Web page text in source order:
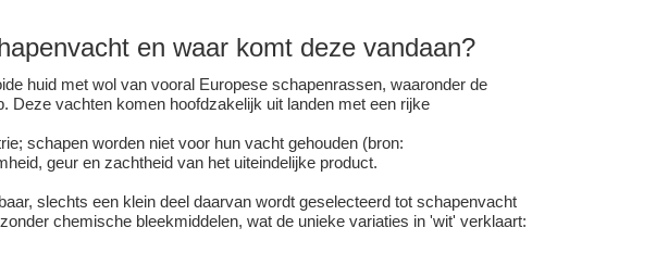
en waar komt deze vandaan?
huid met wol van vooral Europese schapenrassen, waaronder de
Deze vachten komen hoofdzakelijk uit landen met een rijke
schapen worden niet voor hun vacht gehouden (bron:
geur en zachtheid van het uiteindelijke product.
slechts een klein deel daarvan wordt geselecteerd tot schapenvacht
chemische bleekmiddelen, wat de unieke variaties in 'wit' verklaart: